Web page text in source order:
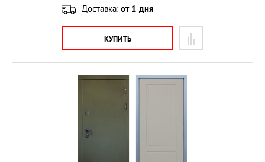
Доставка: от 1 дня
КУПИТЬ